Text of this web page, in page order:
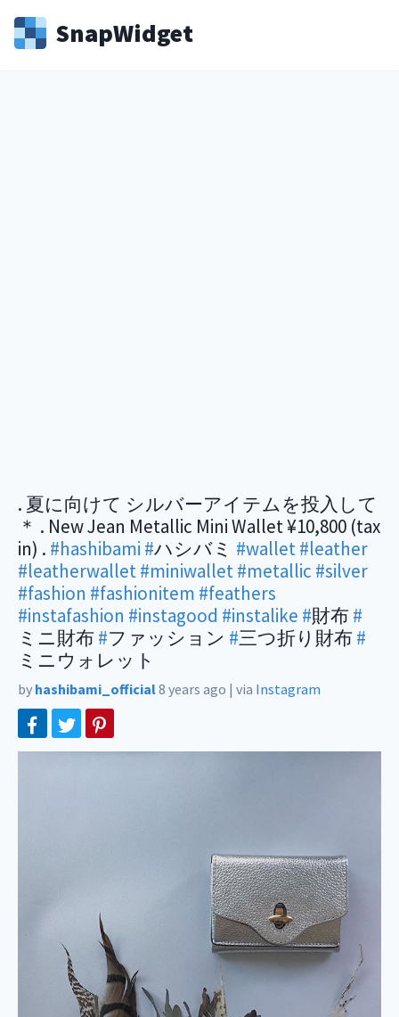
SnapWidget
. 夏に向けて シルバーアイテムを投入して
＊ . New Jean Metallic Mini Wallet ¥10,800 (tax
in) . #hashibami #ハシバミ #wallet#leather
#leatherwallet#miniwallet#metallic #silver
#fashion #fashionitem #feathers
#instafashion #instagood #instalike #財布 #
ミニ財布 #ファッション #三つ折り財布 #
ミニウォレット
by hashibami_official8 years ago | via Instagram